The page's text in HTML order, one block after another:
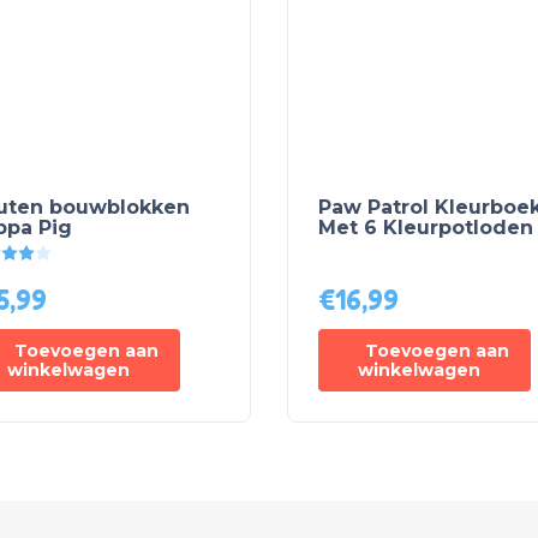
bouwblokken
Pig
Gewaardeerd
Toevoegen aan
winkelwagen
Paw Patrol
Met 6 Kleurpotloden
€16,99
Toevoegen aan
winkelwagen